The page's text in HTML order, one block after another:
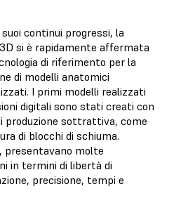
suoi continui progressi, la
si è rapidamente affermata
di riferimento per la
di modelli anatomici
I primi modelli realizzati
digitali sono stati creati con
produzione sottrattiva, come
di blocchi di schiuma.
presentavano molte
in termini di libertà di
precisione, tempi e